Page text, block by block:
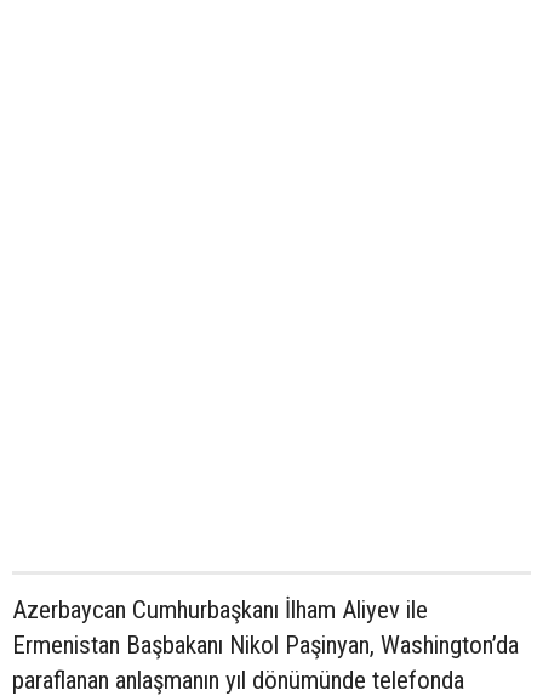
Azerbaycan Cumhurbaşkanı İlham Aliyev ile
Ermenistan Başbakanı Nikol Paşinyan, Washington’da
paraflanan anlaşmanın yıl dönümünde telefonda